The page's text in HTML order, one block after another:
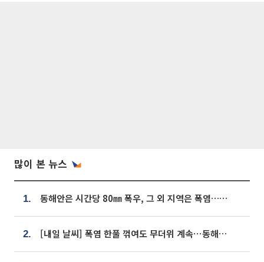
많이 본 뉴스
1. 동해안은 시간당 80㎜ 폭우, 그 외 지역은 폭염…‘극과 극 날씨’
2. [내일 날씨] 폭염 한풀 꺾여도 무더위 계속⋯동해안 이틀 연속 비